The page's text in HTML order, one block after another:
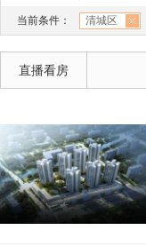
当前条件： 清城区
直播看房